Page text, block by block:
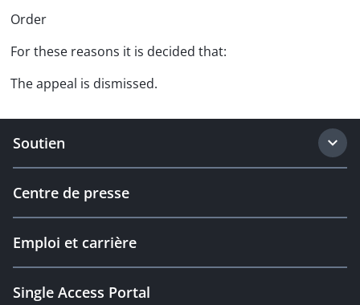
Order
For these reasons it is decided that:
The appeal is dismissed.
Soutien
Centre de presse
Emploi et carrière
Single Access Portal